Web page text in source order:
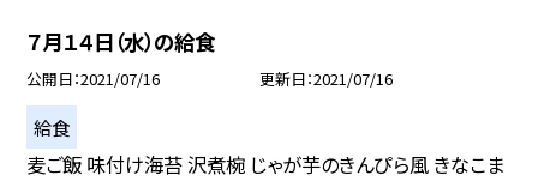
７月１４日（水）の給食
公開日 2021/07/16 更新日 2021/07/16
給食
麦ご飯 味付け海苔 沢煮椀 じゃが芋のきんぴら風 きなこま